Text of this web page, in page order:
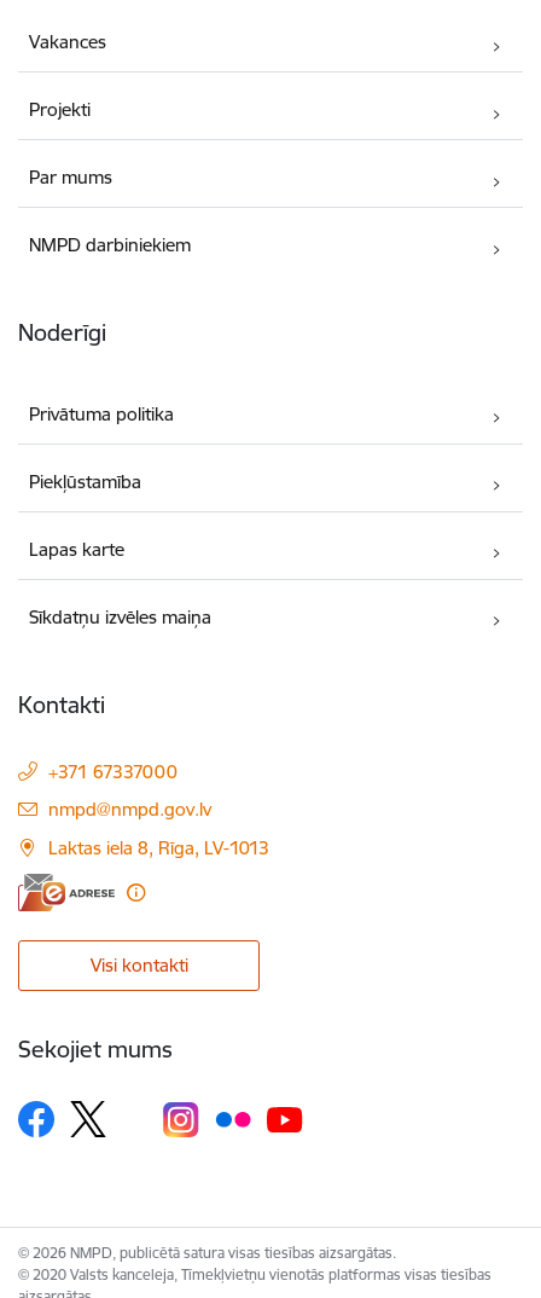
Vakances
Projekti
Par mums
NMPD darbiniekiem
Noderīgi
Privātuma politika
Piekļūstamība
Lapas karte
Sīkdatņu izvēles maiņa
Kontakti
+371 67337000
E-pasts:
nmpd@nmpd.gov.lv
Laktas iela 8, Rīga, LV-1013
Visi kontakti
Sekojiet mums
© 2026 NMPD, publicētā satura visas tiesības aizsargātas.
© 2020 Valsts kanceleja, Tīmekļvietņu vienotās platformas visas tiesības